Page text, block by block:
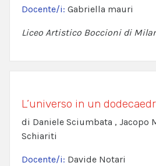
Docente/i: Gabriella mauri
Liceo Artistico Boccioni di
L’universo in un
di Daniele Sciumbata , Jacopo
Schiariti
Docente/i: Davide Notari